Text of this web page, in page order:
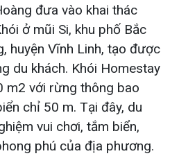
đưa vào khai thác
ở mũi Si, khu phố Bắc
huyện Vĩnh Linh, tạo được
du khách. Khói Homestay
m2 với rừng thông bao
chỉ 50 m. Tại đây, du
vui chơi, tắm biển,
phú của địa phương.